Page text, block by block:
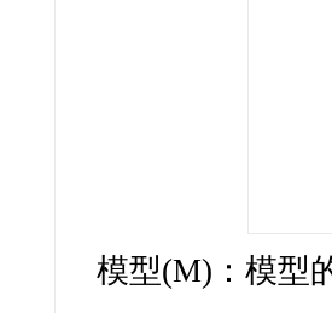
模型(M)：模型